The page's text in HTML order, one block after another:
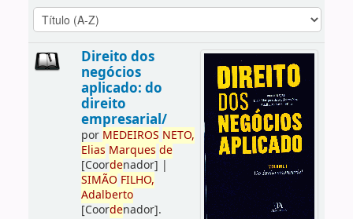
Direito dos
negócios
aplicado: do
direito
empresarial/
por MEDEIROS NETO,
Elias Marques de
[Coordenador] |
SIMÃO FILHO,
Adalberto
[Coordenador].